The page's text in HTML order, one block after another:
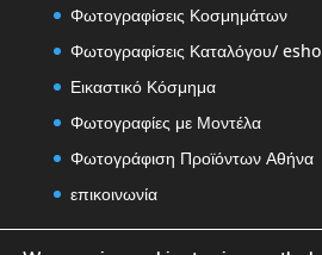
Φωτογραφίσεις Κοσμημάτων
Φωτογραφίσεις Καταλόγου/
Εικαστικό Κόσμημα
Φωτογραφίες με Μοντέλα
Φωτογράφιση Προϊόντων Αθήνα
επικοινωνία